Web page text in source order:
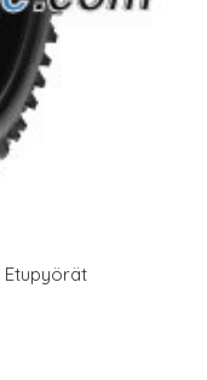
Etupyörät